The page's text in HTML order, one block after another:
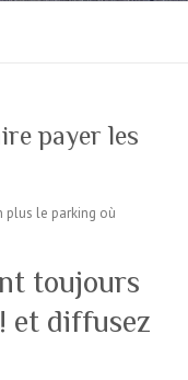
payer les
plus le parking où
toujours
et diffusez